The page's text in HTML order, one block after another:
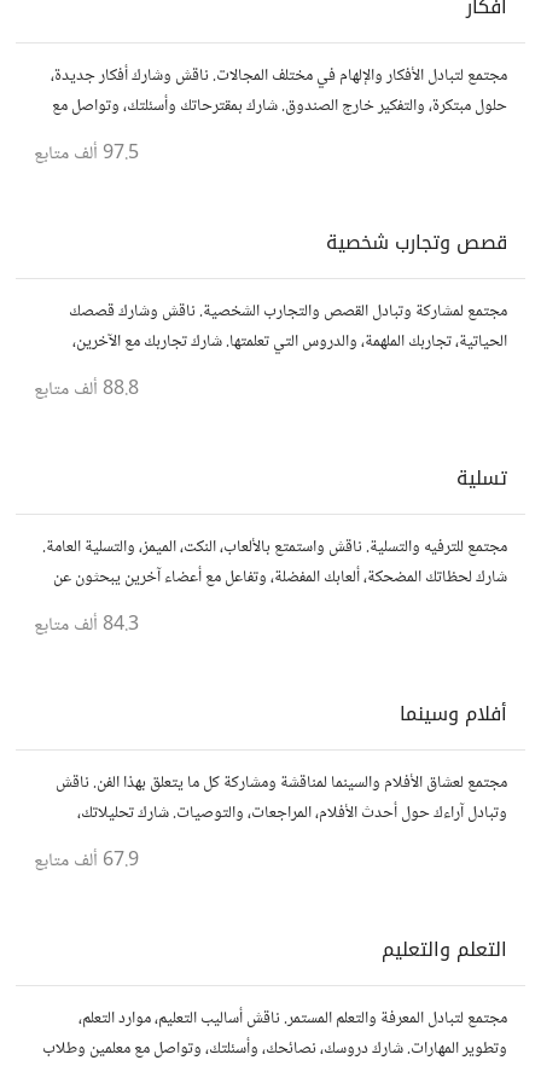
مجتمع لتبادل الأفكار والإلهام في مختلف المجالات. ناقش وشارك أفكار جديدة،
حلول مبتكرة، والتفكير خارج الصندوق. شارك بمقترحاتك وأسئلتك، وتواصل مع
97.5 ألف متابع
قصص وتجارب شخصية
مجتمع لمشاركة وتبادل القصص والتجارب الشخصية. ناقش وشارك قصصك
الحياتية، تجاربك الملهمة، والدروس التي تعلمتها. شارك تجاربك مع الآخرين،
88.8 ألف متابع
تسلية
مجتمع للترفيه والتسلية. ناقش واستمتع بالألعاب، النكت، الميمز، والتسلية العامة.
شارك لحظاتك المضحكة، ألعابك المفضلة، وتفاعل مع أعضاء آخرين يبحثون عن
84.3 ألف متابع
أفلام وسينما
مجتمع لعشاق الأفلام والسينما لمناقشة ومشاركة كل ما يتعلق بهذا الفن. ناقش
وتبادل آراءك حول أحدث الأفلام، المراجعات، والتوصيات. شارك تحليلاتك،
قصصك، واستمتع بنقاشات حول الأفلام والمخرجين والسيناريوهات.
67.9 ألف متابع
التعلم والتعليم
مجتمع لتبادل المعرفة والتعلم المستمر. ناقش أساليب التعليم، موارد التعلم،
وتطوير المهارات. شارك دروسك، نصائحك، وأسئلتك، وتواصل مع معلمين وطلاب